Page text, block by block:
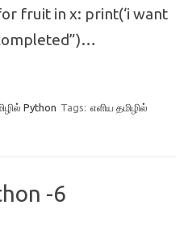
for fruit in x: print(‘i want
Python Tags: எளிய தமிழில்
-6